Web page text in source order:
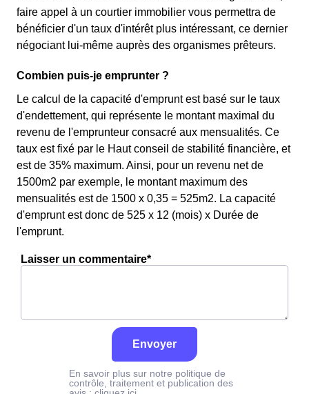
faire appel à un courtier immobilier vous permettra de
bénéficier d'un taux d'intérêt plus intéressant, ce dernier
négociant lui-même auprès des organismes prêteurs.
Combien puis-je emprunter ?
Le calcul de la capacité d'emprunt est basé sur le taux
d'endettement, qui représente le montant maximal du
revenu de l'emprunteur consacré aux mensualités. Ce
taux est fixé par le Haut conseil de stabilité financière, et
est de 35% maximum. Ainsi, pour un revenu net de
1500m2 par exemple, le montant maximum des
mensualités est de 1500 x 0,35 = 525m2. La capacité
d'emprunt est donc de 525 x 12 (mois) x Durée de
l'emprunt.
Laisser un commentaire*
Envoyer
En savoir plus sur notre politique de
contrôle, traitement et publication des